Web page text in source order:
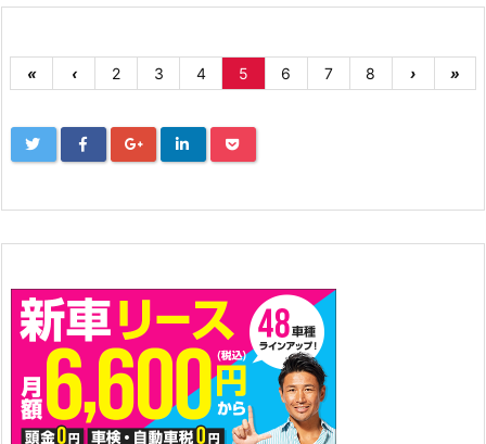
« ‹ 2 3 4 5 6 7 8 › »